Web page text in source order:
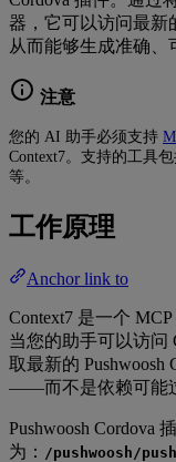
器，它可以访问最
从而能够生成准确、
注意
您的 AI 助手必须支持
Context7。支持的工具
等。
工作原理
Anchor link to
Context7 是一个
当您的助手可以访问
取最新的
——而不是依赖可能
Pushwoosh Cordova
为： /pushwoosh/